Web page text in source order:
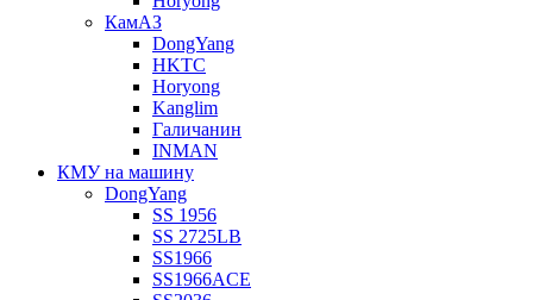
КамАЗ
DongYang
HKTC
Horyong
Kanglim
Галичанин
INMAN
КМУ на машину
DongYang
SS 1956
SS 2725LB
SS1966
SS1966ACE